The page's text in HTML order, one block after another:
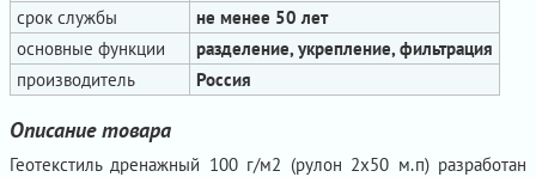
срок службы
не менее 50 лет
основные функции
разделение, укрепление, фильтрация
производитель
Россия
Описание товара
Геотекстиль дренажный 100 г/м2 (рулон 2х50 м.п) разработан